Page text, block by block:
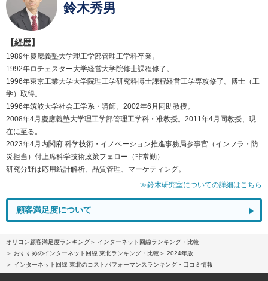
鈴木秀男
【経歴】
1989年慶應義塾大学理工学部管理工学科卒業。
1992年ロチェスター大学経営大学院修士課程修了。
1996年東京工業大学大学院理工学研究科博士課程経営工学専攻修了。博士（工
学）取得。
1996年筑波大学社会工学系・講師。2002年6月同助教授。
2008年4月慶應義塾大学理工学部管理工学科・准教授。2011年4月同教授、現
在に至る。
2023年4月内閣府 科学技術・イノベーション推進事務局参事官（インフラ・防
災担当）付上席科学技術政策フェロー（非常勤）
研究分野は応用統計解析、品質管理、マーケティング。
≫鈴木研究室についての詳細はこちら
顧客満足度について
オリコン顧客満足度ランキング
インターネット回線ランキング・比較
おすすめのインターネット回線 東北ランキング・比較
2024年版
インターネット回線 東北のコストパフォーマンスランキング・口コミ情報